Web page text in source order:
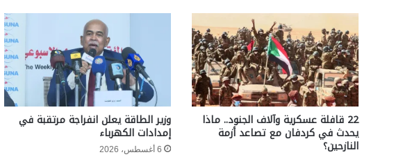
22 قافلة عسكرية وآلاف الجنود.. ماذا
يحدث في كردفان مع تصاعد أزمة
النازحين؟
وزير الطاقة يعلن انفراجة مرتقبة في
إمدادات الكهرباء
6 أغسطس، 2026